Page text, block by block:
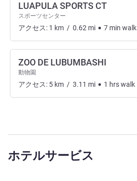
LUAPULA SPORTS CT
スポーツセンター
アクセス: 1 km / 0.62 mi 7 min walk
ZOO DE LUBUMBASHI
動物園
アクセス: 5 km / 3.11 mi 1 hrswalk
ホテルサービス